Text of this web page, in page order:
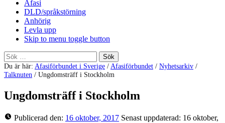
Afasi
DLD/språkstörning
Anhörig
Levla upp
Skip to menu toggle button
Sök
efter:
Du är här: Afasiförbundet i Sverige /Afasiförbundet / Nyhetsarkiv /
Talknuten / Ungdomsträff i Stockholm
Ungdomsträff i Stockholm
Publicerad den: 16 oktober, 2017 Senast uppdaterad: 16 oktober,